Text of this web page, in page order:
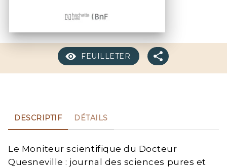
FEUILLETER
DESCRIPTIF DÉTAILS
Le Moniteur scientifique du Docteur
Quesneville : journal des sciences pures et